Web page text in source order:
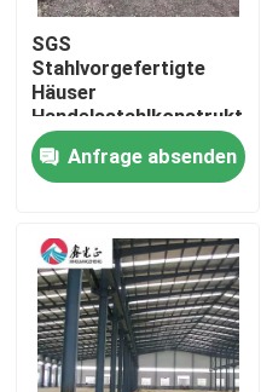
Zu Hause
Über uns
Werksbesichtigung
SGS
Stahlvorgefertigte
Häuser
Handelsstahlkonstruktion
Fertighaus
Anfrage absenden